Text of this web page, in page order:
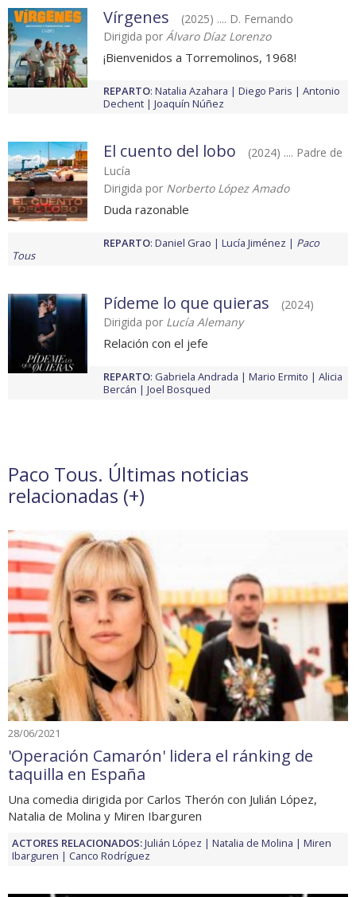
Vírgenes
(2025) .... D. Fernando
Dirigida por Álvaro Díaz Lorenzo
¡Bienvenidos a Torremolinos, 1968!
REPARTO: Natalia Azahara Diego Paris
Antonio
Dechent
Joaquín Núñez
El cuento del lobo
(2024) .... Padre de
Lucía
Dirigida por Norberto López Amado
Duda razonable
REPARTO: Daniel Grao Lucía Jiménez
Paco
Tous
Pídeme lo que quieras
(2024)
Dirigida por Lucía Alemany
Relación con el jefe
REPARTO: Gabriela Andrada Mario Ermito
Alicia
Bercán
Joel Bosqued
Paco Tous. Últimas noticias
relacionadas (+)
28/06/2021
'Operación Camarón' lidera el ránking de
taquilla en España
Una comedia dirigida por Carlos Therón con Julián López,
Natalia de Molina y Miren Ibarguren
ACTORES RELACIONADOS:Julián López Natalia de Molina
Miren
Ibarguren
Canco Rodríguez